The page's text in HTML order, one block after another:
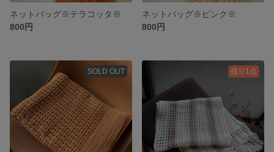
ネットバッグ※テラコッタ※
800円
ネットバッグ※ピンク※
800円
SOLD OUT 残り1点